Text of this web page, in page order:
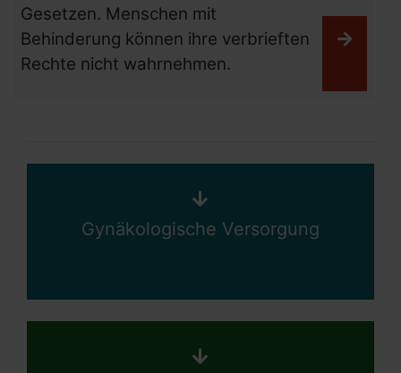
Gesetzen. Menschen mit
Behinderung können ihre verbrieften
Rechte nicht wahrnehmen.
Gynäkologische Versorgung